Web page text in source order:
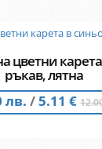
цветни
ръкав, лятна
лв. /5.11 €